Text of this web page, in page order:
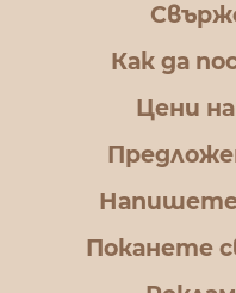
Как да
Цени
Напишете
Поканете